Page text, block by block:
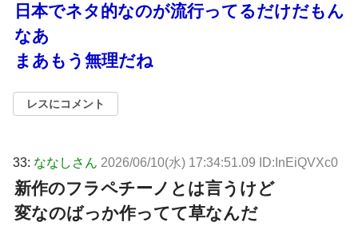
日本でネタ的なのが流行ってるだけだもん
なあ
まあもう無理だね
レスにコメント
33: ななしさん 2026/06/10(水) 17:34:51.09 ID:InEiQVXc0
新作のフラペチーノとは言うけど
変なのばっか作ってて草なんだ